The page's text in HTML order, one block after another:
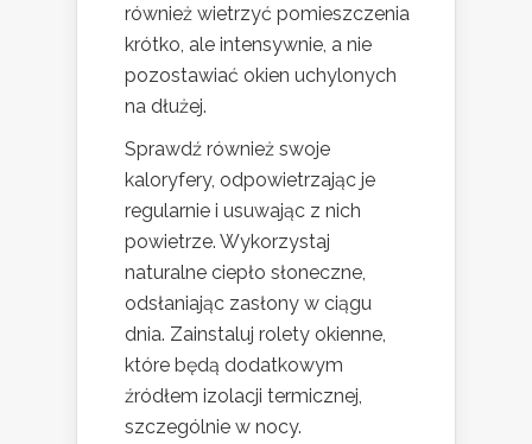
również wietrzyć pomieszczenia
krótko, ale intensywnie, a nie
pozostawiać okien uchylonych
na dłużej.
Sprawdź również swoje
kaloryfery, odpowietrzając je
regularnie i usuwając z nich
powietrze. Wykorzystaj
naturalne ciepło słoneczne,
odsłaniając zasłony w ciągu
dnia. Zainstaluj rolety okienne,
które będą dodatkowym
źródłem izolacji termicznej,
szczególnie w nocy.